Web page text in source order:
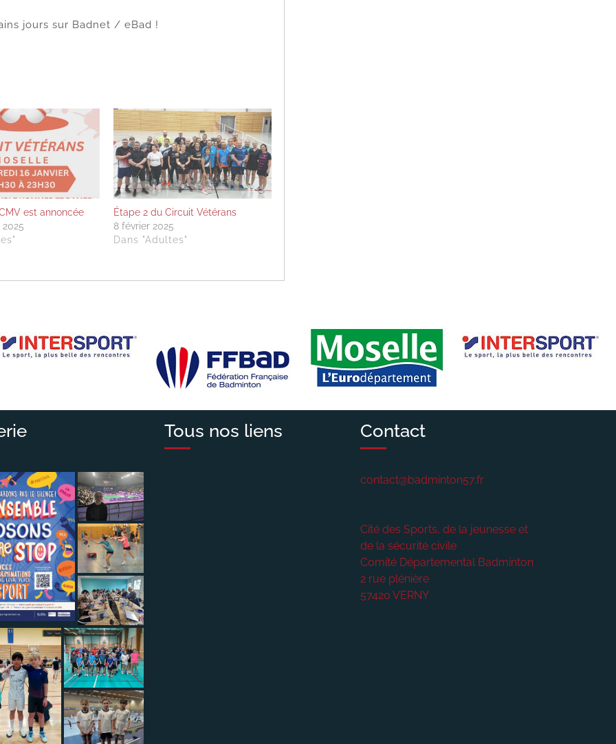
jours sur Badnet / eBad !
CMV est annoncée
Étape 2 du Circuit Vétérans
8 février 2025
Dans "Adultes"
Tous nos liens Contact
contact@badminton57.fr
Cité des Sports, de la jeunesse et
de la sécurité civile
Comité Départemental Badminton
2 rue plénière
57420 VERNY